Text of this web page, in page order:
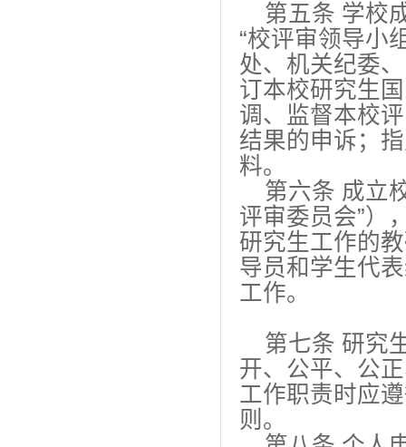
第五条 学校
“校评审领导小
处、机关纪委
订本校研究生
调、监督本校
结果的申诉；
料。
第六条 成立
评审委员会”）
研究生工作的
导员和学生代
工作。
第七条 研究
开、公平、公
工作职责时应
则。